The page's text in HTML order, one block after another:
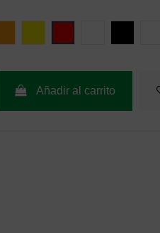
Añadir al carrito